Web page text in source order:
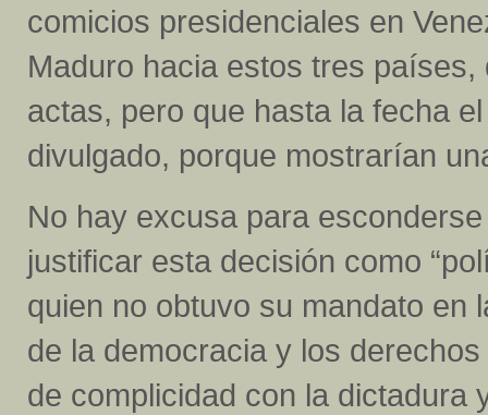
comicios presidenciales en
Maduro hacia estos tres
actas, pero que hasta la fecha
divulgado, porque mostrarían
No hay excusa para
justificar esta decisión como
quien no obtuvo su mandato en
de la democracia y los
de complicidad con la dictadura